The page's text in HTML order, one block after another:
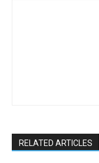
RELATED ARTICLES